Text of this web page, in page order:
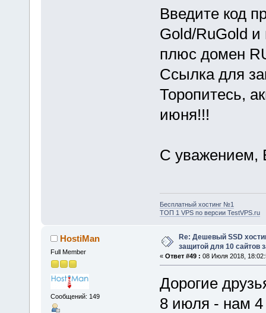
Введите код
Gold/RuGold и
плюс домен
Ссылка для
Торопитесь,
июня!!!
С уважением,
Бесплатный хостинг №1
ТОП 1 VPS по версии TestVPS.ru
HostiMan
Full Member
Сообщений: 149
Re: Дешевый SSD
защитой для 10 сайтов
« Ответ #49 : 08 Июля 2018,
Дорогие
8 июля - нам 4